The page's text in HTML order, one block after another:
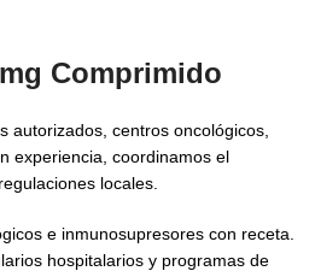
Comprimido
autorizados, centros oncológicos,
experiencia, coordinamos el
locales.
e inmunosupresores con receta.
hospitalarios y programas de